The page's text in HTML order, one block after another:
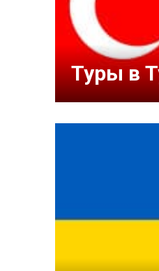
Туры в